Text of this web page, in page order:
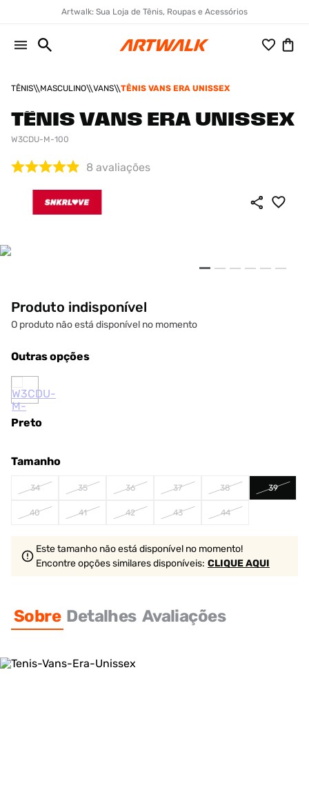
Artwalk: Sua Loja de Tênis, Roupas e Acessórios
TÊNIS MASCULINO VANS TÊNIS VANS ERA UNISSEX
TÊNIS VANS ERA UNISSEX
W3CDU-M-100
8 avaliações
Produto indisponível
O produto não está disponível no momento
Outras opções
Preto
Tamanho
34 35 36 37 38 39
40 41 42 43 44
Este tamanho não está disponível no momento!
Encontre opções similaresdisponíveis: CLIQUE AQUI
Sobre Detalhes Avaliações